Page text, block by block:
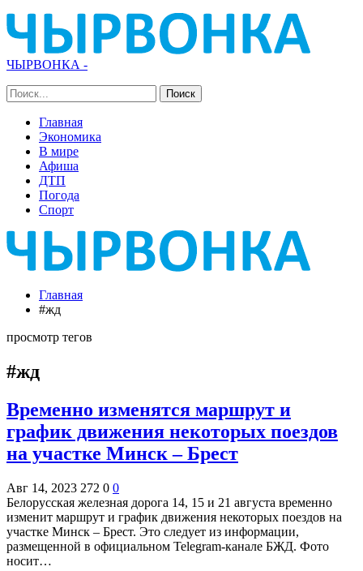
ЧЫРВОНКА -
Главная
Экономика
В мире
Афиша
ДТП
Погода
Спорт
Главная
#жд
просмотр тегов
#жд
Временно изменятся маршрут и
график движения некоторых поездов
на участке Минск – Брест
Авг 14, 2023 272 0 0
Белорусская железная дорога 14, 15 и 21 августа временно
изменит маршрут и график движения некоторых поездов на
участке Минск – Брест. Это следует из информации,
размещенной в официальном Telegram-канале БЖД. Фото
носит…